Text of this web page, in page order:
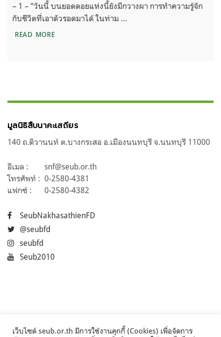
– 1 – “วันนี้ บนยอดดอยแห่งนี้ยังมีกวางผา การทำความรู้จัก
กับชีวิตที่เอาตัวรอดมาได้ ในท่าม …
READ MOREกวางผา ความหวังของสัตว์ป่าติดเกาะกลางผาสูง
มูลนิธิสืบนาคะเสถียร
140 ถ.ติวานนท์ ต.บางกระสอ อ.เมืองนนทบุรี จ.นนทบุรี 11000
อีเมล :
snf@seub.or.th
โทรศัพท์ : 0-2580-4381
แฟกซ์ :
0-2580-4382
SeubNakhasathienFD
@seubfd
seubfd
Seub2010
เว็บไซต์ seub.or.th มีการใช้งานคุกกี้ (Cookies) เพื่อจัดการ